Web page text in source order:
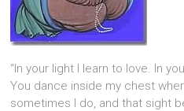
“In your light I learn to love. In
You dance inside my chest
sometimes I do, and that sight